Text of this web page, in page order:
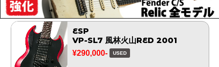
ESP
VP-SL7 風林火山RED 2001
¥290,000- USED